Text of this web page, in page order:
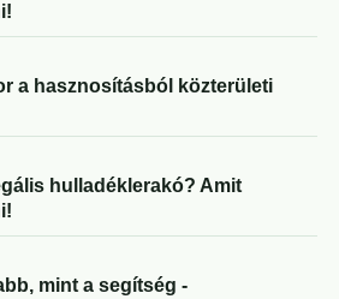
a hasznosításból közterületi
hulladéklerakó? Amit
mint a segítség -